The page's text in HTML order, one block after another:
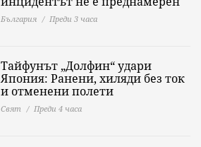
България Преди 3 часа
Тайфунът „Долфин“ удари
Япония: Ранени, хиляди без ток
и отменени полети
Свят Преди 4 часа